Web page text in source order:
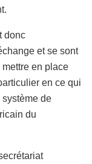
donc
et se sont
en place
en ce qui
de
du